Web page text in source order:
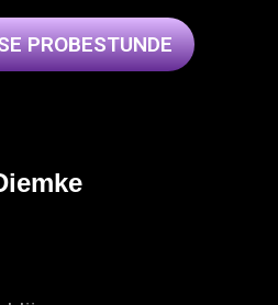
PROBESTUNDE